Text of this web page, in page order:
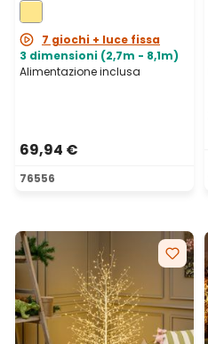
prolungabile
7 giochi + luce fissa
3 dimensioni (2,7m - 8,1m)
Alimentazione inclusa
69,94 €
76556